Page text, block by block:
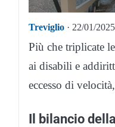
Treviglio · 22/01/
Più che triplicate
ai disabili e
eccesso di
Il bilancio